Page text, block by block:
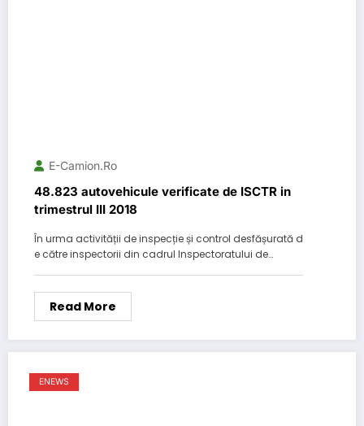
E-Camion.ro
48.823 autovehicule verificate de ISCTR in
trimestrul III 2018
În urma activității de inspecție și control desfășurată d
e către inspectorii din cadrul Inspectoratului de…
Read More
ENEWS